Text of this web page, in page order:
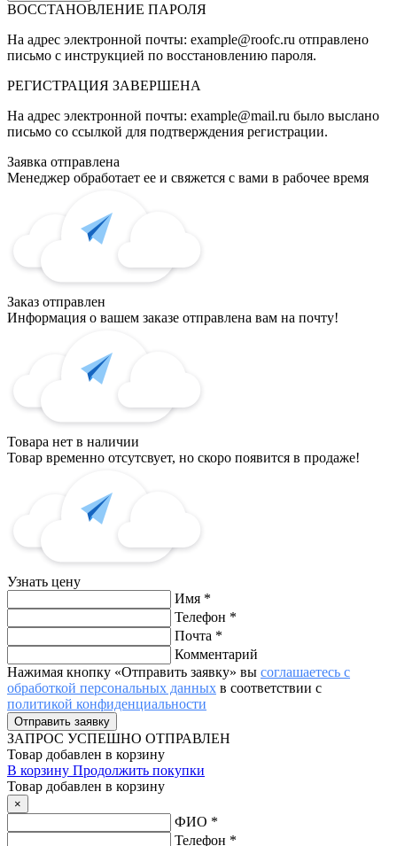
ВОССТАНОВЛЕНИЕ ПАРОЛЯ
На адрес электронной почты: example@roofc.ru отправлено
письмо с инструкцией по восстановлению пароля.
РЕГИСТРАЦИЯ ЗАВЕРШЕНА
На адрес электронной почты: example@mail.ru было выслано
письмо со ссылкой для подтверждения регистрации.
Заявка отправлена
Менеджер обработает ее и свяжется с вами в рабочее время
Заказ отправлен
Информация о вашем заказе отправлена вам на почту!
Товара нет в наличии
Товар временно отсутсвует, но скоро появится в продаже!
Узнать цену
Имя *
Телефон *
Почта *
Комментарий
Нажимая кнопку «Отправить заявку» вы соглашаетесь с
обработкой персональных данных в соответствии с
политикой конфиденциальности
ЗАПРОС УСПЕШНО ОТПРАВЛЕН
Товар добавлен в корзину
В корзину Продолжить покупки
Товар добавлен в корзину
×
ФИО *
Телефон *